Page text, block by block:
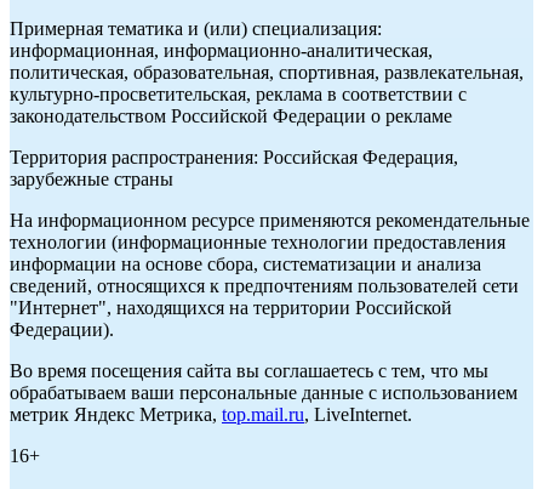
Примерная тематика и (или) специализация:
информационная, информационно-аналитическая,
политическая, образовательная, спортивная, развлекательная,
культурно-просветительская, реклама в соответствии с
законодательством Российской Федерации о рекламе
Территория распространения: Российская Федерация,
зарубежные страны
На информационном ресурсе применяются рекомендательные
технологии (информационные технологии предоставления
информации на основе сбора, систематизации и анализа
сведений, относящихся к предпочтениям пользователей сети
"Интернет", находящихся на территории Российской
Федерации).
Во время посещения сайта вы соглашаетесь с тем, что мы
обрабатываем ваши персональные данные с использованием
метрик Яндекс Метрика, top.mail.ru, LiveInternet.
16+